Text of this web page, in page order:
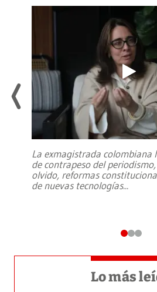
La exmagistrada colombiana
de contrapeso del
olvido, reformas
de nuevas tecnologías...
Lo más